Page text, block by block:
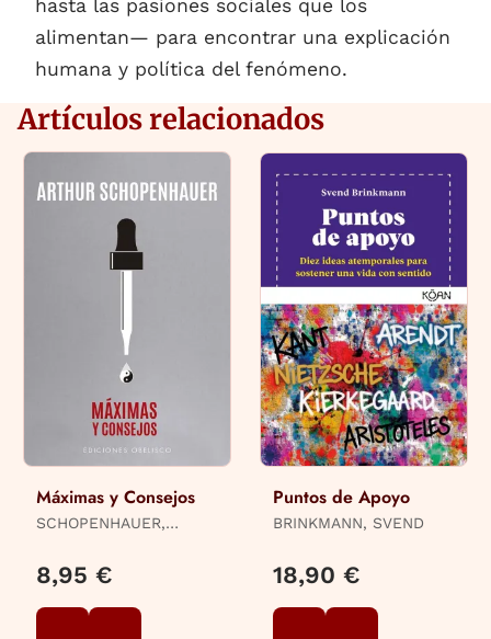
hasta las pasiones sociales que los
alimentan— para encontrar una explicación
humana y política del fenómeno.
Artículos relacionados
Máximas y Consejos
SCHOPENHAUER,
8,95 €
Puntos de Apoyo
BRINKMANN, SVEND
18,90 €